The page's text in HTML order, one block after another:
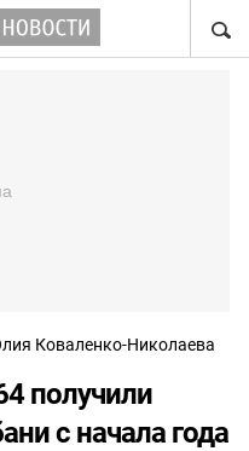
Коваленко-Николаева
получили
с начала года